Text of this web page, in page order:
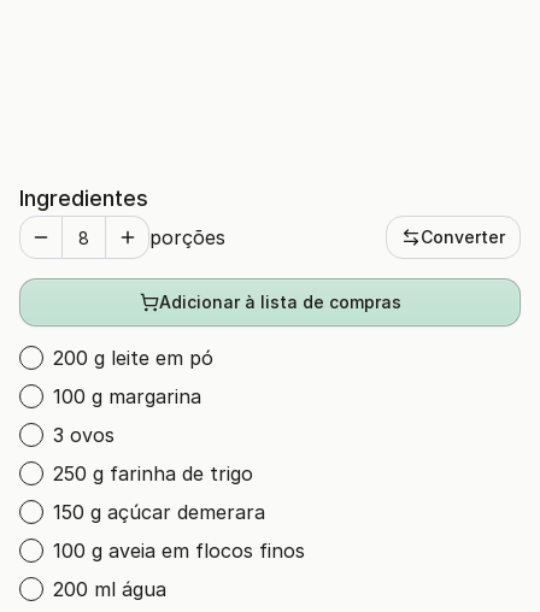
Ingredientes
porções Converter
Adicionar à lista de compras
200 g leite em pó
100 g margarina
3 ovos
250 g farinha de trigo
150 g açúcar demerara
100 g aveia em flocos finos
200 ml água